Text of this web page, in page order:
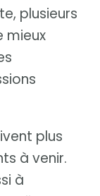
plusieurs
mieux
plus
à venir.
à